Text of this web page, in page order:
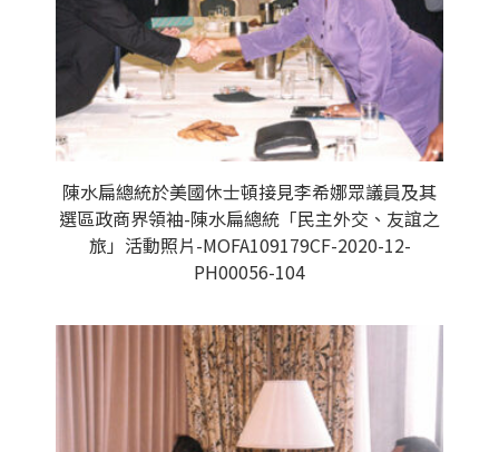
陳水扁總統於美國休士頓接見李希娜眾議員及其
選區政商界領袖-陳水扁總統「民主外交、友誼之
旅」活動照片-MOFA109179CF-2020-12-
PH00056-104